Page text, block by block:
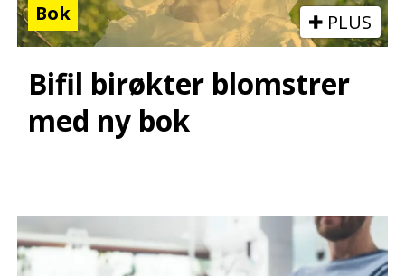
Bok PLUS
Bifil birøkter blomstrer
med ny bok